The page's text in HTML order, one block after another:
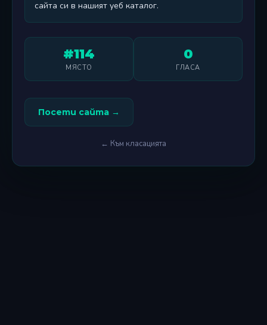
сайта си в нашият уеб каталог.
#114
МЯСТО
0
ГЛАСА
Посети сайта →
← Към класацията